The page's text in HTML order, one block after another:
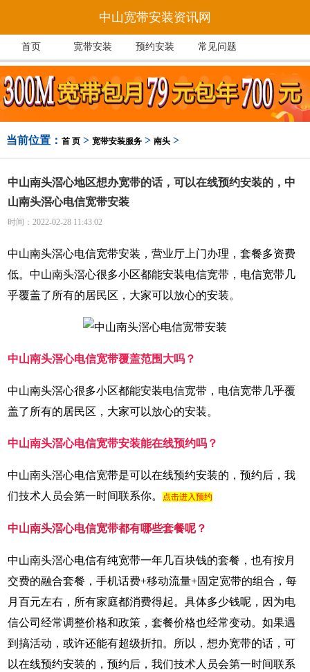
中山宽带安装资讯网
首页 宽带安装 预约安装 常见问题
当前位置： 首 页> 宽带安装服务> 南头>
中山南头滘心地区想办宽带的话，可以在线预约安装的，中
山南头滘心电信宽带安装
时间：2022-02-28 11:43:02
中山南头滘心电信宽带安装，营业厅上门办理，套餐多资费
低。中山南头滘心很多小区都能安装电信宽带，电信宽带几
乎覆盖了所有的居民区，大家可以放心的安装。
中山南头滘心电信宽带覆盖范围大吗？
中山南头滘心很多小区都能安装电信宽带，电信宽带几乎覆
盖了所有的居民区，大家可以放心的安装。
中山南头滘心电信宽带安装能在线预约吗？
中山南头滘心电信宽带是可以在线预约安装的，预约后，我
们技术人员会第一时间联系你。点击进入预约
中山南头滘心电信宽带都有哪些套餐呢？
中山南头滘心电信有纯宽带一年几百块钱的套餐，也有按月
交费的融合套餐，手机话费+移动流量+固定宽带的组合，每
月百元左右，所有家庭都消费得起。具体多少钱呢，因为电
信公司经常调整价格和政策，套餐价格也经常变动。如果遇
到搞活动，或许还能有超级折扣。所以，想办宽带的话，可
以在线预约安装的，预约后，我们技术人员会第一时间联系